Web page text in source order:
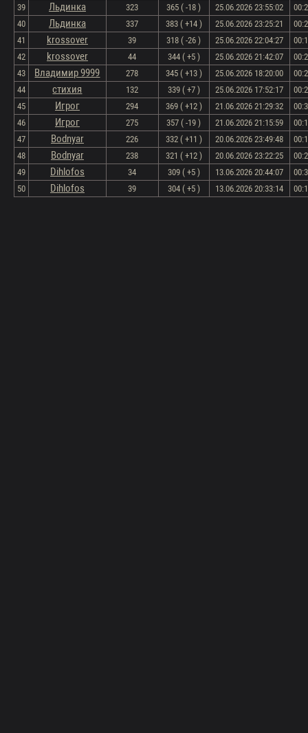
39
Льдинка 323 365 ( -18 ) 25.06.2026 23:55:02
40
Льдинка 337 383 ( +14 ) 25.06.2026 23:25:21
41
krossover 39 318 ( -26 ) 25.06.2026 22:04:27
42
krossover 44 344 ( +5 ) 25.06.2026 21:42:07
43
Владимир 9999 278 345 ( +13 ) 25.06.2026 18:20:00
44
стихия 132 339 ( +7 ) 25.06.2026 17:52:17
45
Игрог 294 369 ( +12 ) 21.06.2026 21:29:32
46
Игрог 275 357 ( -19 ) 21.06.2026 21:15:59
47
Bodnyar 226 332 ( +11 ) 20.06.2026 23:49:48
48
Bodnyar 238 321 ( +12 ) 20.06.2026 23:22:25
49
Dihlofos 34 309 ( +5 ) 13.06.2026 20:44:07
50
Dihlofos 39 304 ( +5 ) 13.06.2026 20:33:14